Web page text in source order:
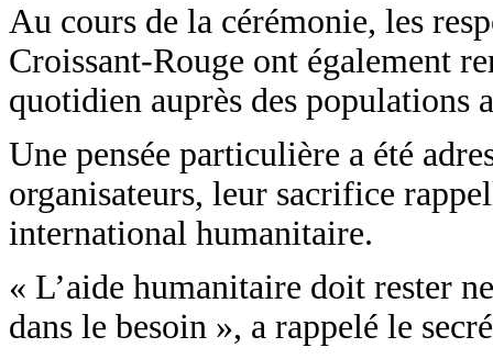
Au cours de la cérémonie, les
Croissant-Rouge ont également
quotidien auprès des populations
Une pensée particulière a été
organisateurs, leur sacrifice
international humanitaire.
« L’aide humanitaire doit rester
dans le besoin », a rappelé le